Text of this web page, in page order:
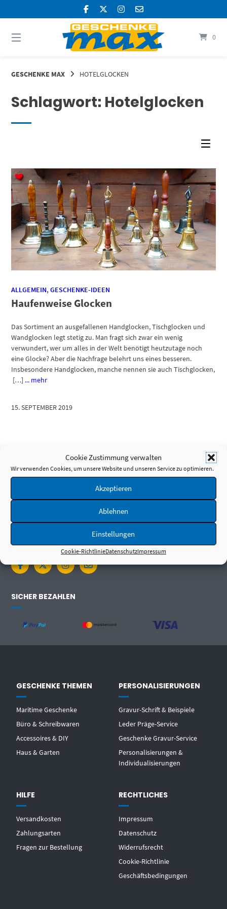
Cookie Zustimmung verwalten
Wir verwenden Cookies, um unsere Website und unseren Service zu optimieren.
Akzeptieren
Ablehnen
Einstellungen
Cookie-RichtlinieDatenschutzImpressum
Inhalt
0
GESCHENKE MAX HOTELGLOCKEN
Schlagwort: Hotelglocken
ALLGEMEIN,GESCHENKE-IDEEN
Haufenweise Glocken
Das Sortiment an ausgefallenen Handglocken, Tischglocken und
Wandglocken legt stetig zu. Man fragt sich zwar ein wenig
verwundert, wer um alles in der Welt benötigt heutzutage noch
eine Glocke? Aber die Nachfrage belehrt uns eines besseren.
Insbesondere Handglocken, manche nennen sie auch Tischglocken,
[…] ... mehr
15. SEPTEMBER 2019
SICHER BEZAHLEN
GESCHENKE THEMEN
Maritime Geschenke
Büro & Schreibwaren
Accessoires & DIY
Haus & Garten
PERSONALISIERUNGEN
Gravur-Schrift & Beispiele
Leder Präge-Service
Geschenke Gravur-Service
Personalisierungen &
Individualisierungen
HILFE
Versandkosten
Zahlungsarten
Fragen zur Bestellung
RECHTLICHES
Impressum
Datenschutz
Widerrufsrecht
Cookie-Richtlinie
Geschäftsbedingungen